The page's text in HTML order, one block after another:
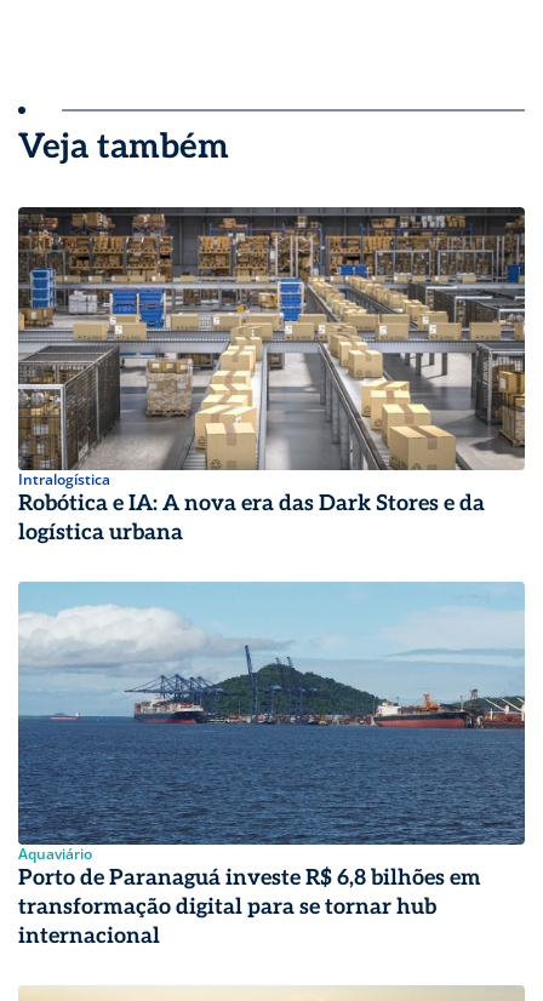
Veja também
Intralogística
Robótica e IA: A nova era das Dark Stores e da
logística urbana
Aquaviário
Porto de Paranaguá investe R$ 6,8 bilhões em
transformação digital para se tornar hub
internacional